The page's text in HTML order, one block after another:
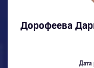
Дорофеева
Дата